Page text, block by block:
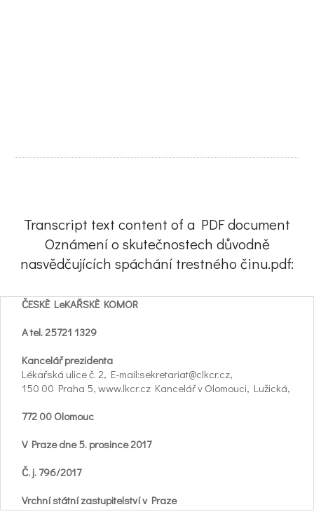
Transcript text content of a PDF document
Oznámení o skutečnostech důvodně
nasvědčujících spáchání trestného činu.pdf:
ČESKÈ LeKAŘSKÈ KOMOR
A tel. 25721 1329
Kancelář prezidenta
Lékařská ulice č. 2, E-mail:sekretariat@clkcr.cz,
150 00 Praha 5, www.lkcr.cz Kancelář v Olomouci, Lužická,
772 00 Olomouc
V Praze dne 5. prosince 2017
Č. j. 796/2017
Vrchní státní zastupitelství v Praze